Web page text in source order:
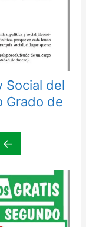
Social del
Grado de
←